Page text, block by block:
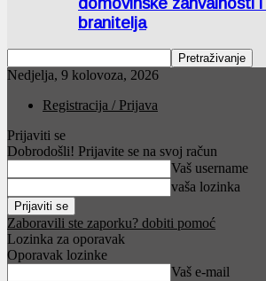
branitelja
Nedjelja, 9 kolovoza, 2026
Registracija / Prijava
Prijaviti se
Dobrodošli! Prijavite se na svoj račun
Vaš username
vaša lozinka
Zaboravili ste zaporku? dobiti pomoć
Lozinka za oporavak
Oporavak lozinke
Vaš e-mail